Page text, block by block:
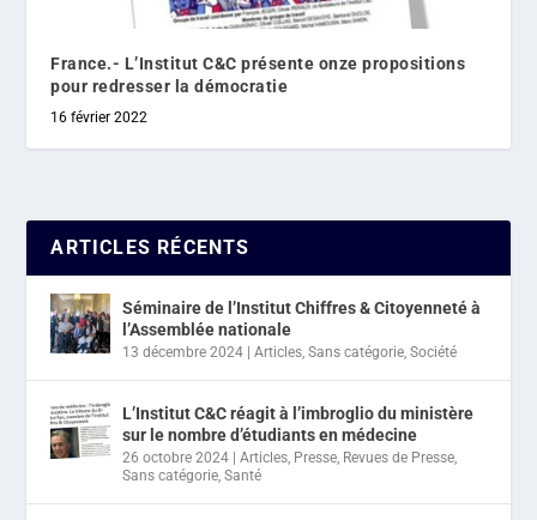
France.- L’Institut C&C présente onze propositions
pour redresser la démocratie
16 février 2022
ARTICLES RÉCENTS
Séminaire de l’Institut Chiffres & Citoyenneté à
l’Assemblée nationale
13 décembre 2024 |Articles,Sans catégorie,Société
L’Institut C&C réagit à l’imbroglio du ministère
sur le nombre d’étudiants en médecine
26 octobre 2024 |Articles, Presse, Revues de Presse,
Sans catégorie,Santé